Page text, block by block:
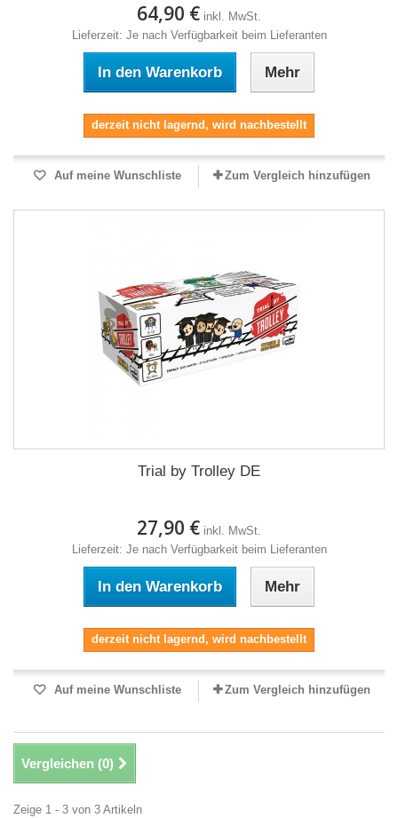
64,90 € inkl. MwSt.
Lieferzeit: Je nach Verfügbarkeit beim Lieferanten
In den Warenkorb Mehr
derzeit nicht lagernd, wird nachbestellt
Auf meine Wunschliste Zum Vergleich hinzufügen
Trial by Trolley DE
27,90 € inkl. MwSt.
Lieferzeit: Je nach Verfügbarkeit beim Lieferanten
In den Warenkorb Mehr
derzeit nicht lagernd, wird nachbestellt
Auf meine Wunschliste Zum Vergleich hinzufügen
Vergleichen (0)
Zeige 1 - 3 von 3 Artikeln